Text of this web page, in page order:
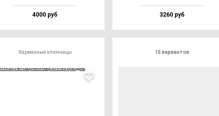
4000 руб 3260 руб
Карманные ключницы 15 вариантов